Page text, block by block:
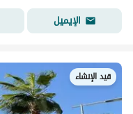
الإيميل
قيد الإنشاء